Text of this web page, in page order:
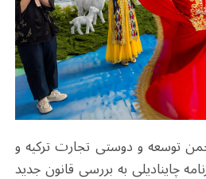
توسعه و دوستی تجارت ترکیه و
چاینادیلی به بررسی قانون جدید